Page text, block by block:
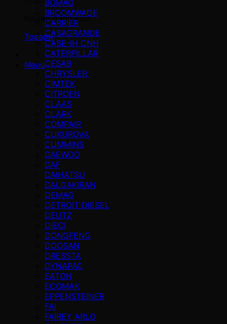
Кошик порожній
Товари
Menü
BOMAG
BROOMWADE
CARRIER
CASAGRANDE
CASE-IH CNH
CATERPILLAR
CESAB
CHRYSLER
CIMTEK
CITROEN
CLAAS
CLARK
COMPAIR
CUKUROVA
CUMMINS
DAEWOO
DAF
DAIHATSU
DALGAKIRAN
DEMAG
DETROIT DIESEL
DEUTZ
DIECI
DONGFENG
DOOSAN
DRESSTA
DYNAPAC
EATON
ECOMAK
EPPENSTEINER
FAI
FAIREY ARLO